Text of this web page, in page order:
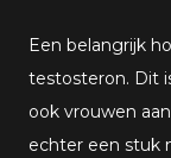
Een belangrijk
testosteron. Dit
ook vrouwen
echter een stuk